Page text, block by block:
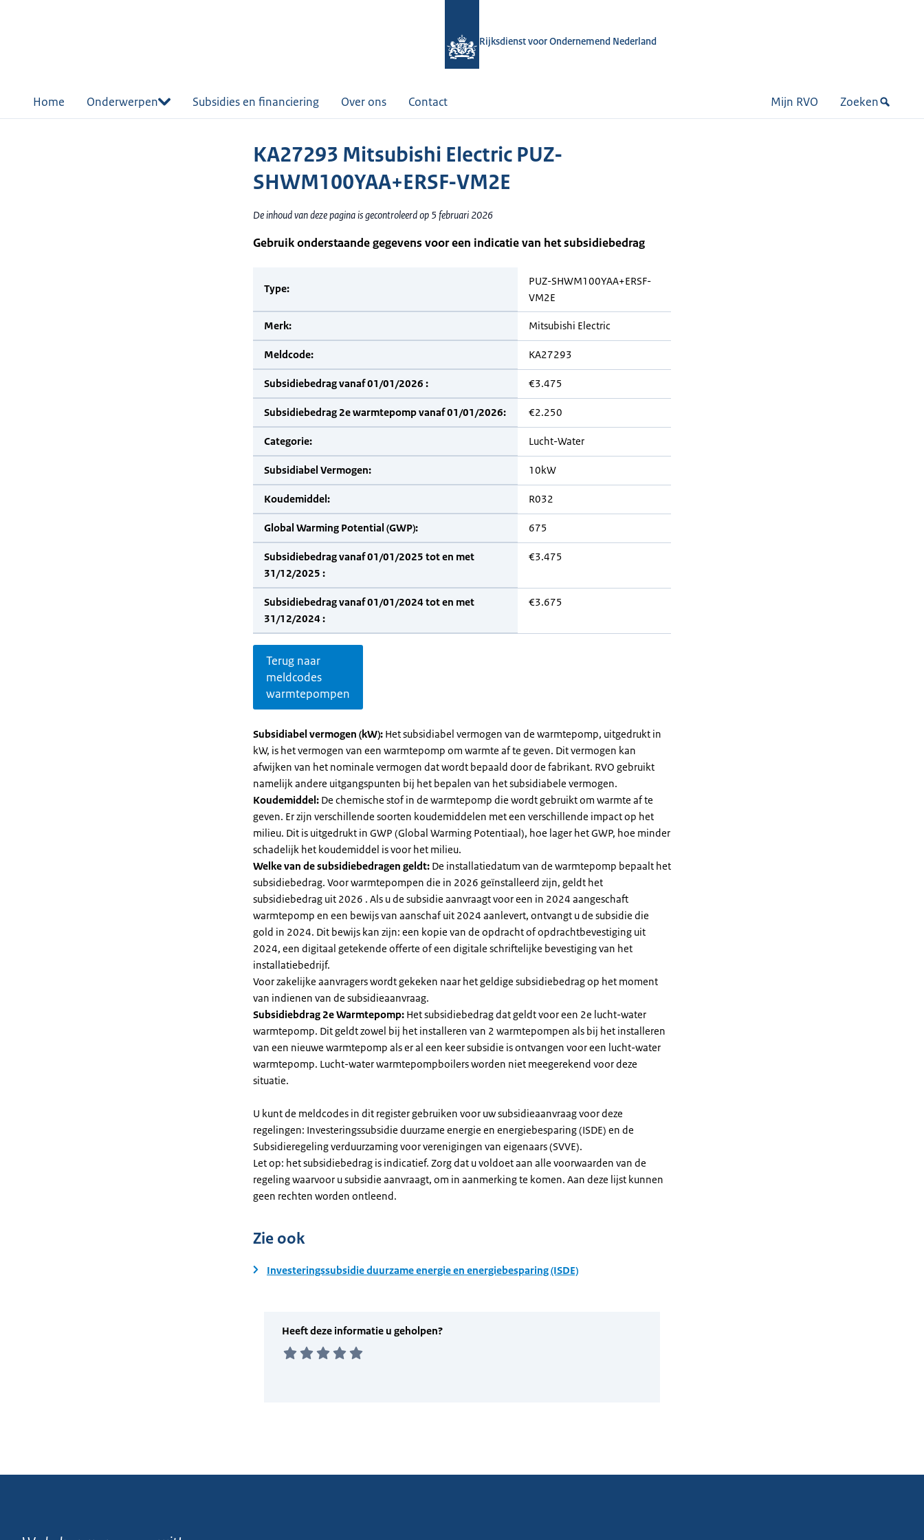
Rijksdienst voor Ondernemend Nederland
Home Onderwerpen Subsidies en financiering Over ons Contact Mijn RVO Zoeken
KA27293 Mitsubishi Electric PUZ-
SHWM100YAA+ERSF-VM2E
De inhoud van deze pagina is gecontroleerd op 5 februari 2026
Gebruik onderstaande gegevens voor een indicatie van het subsidiebedrag
Type:
PUZ-SHWM100YAA+ERSF-
VM2E
Merk: Mitsubishi Electric
Meldcode: KA27293
Subsidiebedrag vanaf 01/01/2026 : €3.475
Subsidiebedrag 2e warmtepomp vanaf 01/01/2026: €2.250
Categorie: Lucht-Water
Subsidiabel Vermogen: 10kW
Koudemiddel: R032
Global Warming Potential (GWP): 675
Subsidiebedrag vanaf 01/01/2025 tot en met
31/12/2025 :
€3.475
Subsidiebedrag vanaf 01/01/2024 tot en met
31/12/2024 :
€3.675
Terug naar
meldcodes
warmtepompen
Subsidiabel vermogen (kW): Het subsidiabel vermogen van de warmtepomp, uitgedrukt in
kW, is het vermogen van een warmtepomp om warmte af te geven. Dit vermogen kan
afwijken van het nominale vermogen dat wordt bepaald door de fabrikant. RVO gebruikt
namelijk andere uitgangspunten bij het bepalen van het subsidiabele vermogen.
Koudemiddel: De chemische stof in de warmtepomp die wordt gebruikt om warmte af te
geven. Er zijn verschillende soorten koudemiddelen met een verschillende impact op het
milieu. Dit is uitgedrukt in GWP (Global Warming Potentiaal), hoe lager het GWP, hoe minder
schadelijk het koudemiddel is voor het milieu.
Welke van de subsidiebedragen geldt: De installatiedatum van de warmtepomp bepaalt het
subsidiebedrag. Voor warmtepompen die in 2026 geïnstalleerd zijn, geldt het
subsidiebedrag uit 2026 . Als u de subsidie aanvraagt voor een in 2024 aangeschaft
warmtepomp en een bewijs van aanschaf uit 2024 aanlevert, ontvangt u de subsidie die
gold in 2024. Dit bewijs kan zijn: een kopie van de opdracht of opdrachtbevestiging uit
2024, een digitaal getekende offerte of een digitale schriftelijke bevestiging van het
installatiebedrijf.
Voor zakelijke aanvragers wordt gekeken naar het geldige subsidiebedrag op het moment
van indienen van de subsidieaanvraag.
Subsidiebdrag 2e Warmtepomp: Het subsidiebedrag dat geldt voor een 2e lucht-water
warmtepomp. Dit geldt zowel bij het installeren van 2 warmtepompen als bij het installeren
van een nieuwe warmtepomp als er al een keer subsidie is ontvangen voor een lucht-water
warmtepomp. Lucht-water warmtepompboilers worden niet meegerekend voor deze
situatie.
U kunt de meldcodes in dit register gebruiken voor uw subsidieaanvraag voor deze
regelingen: Investeringssubsidie duurzame energie en energiebesparing (ISDE) en de
Subsidieregeling verduurzaming voor verenigingen van eigenaars (SVVE).
Let op: het subsidiebedrag is indicatief. Zorg dat u voldoet aan alle voorwaarden van de
regeling waarvoor u subsidie aanvraagt, om in aanmerking te komen. Aan deze lijst kunnen
geen rechten worden ontleend.
Zie ook
Investeringssubsidie duurzame energie en energiebesparing (ISDE)